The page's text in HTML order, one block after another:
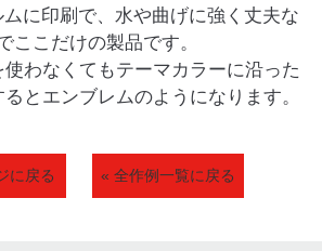
に印刷で、水や曲げに強く丈夫な
ここだけの製品です。
使わなくてもテーマカラーに沿った
とエンブレムのようになります。
に戻る « 全作例一覧に戻る